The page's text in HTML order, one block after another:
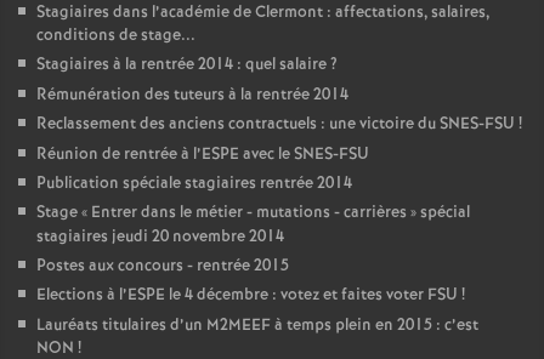
Stagiaires dans l’académie de Clermont : affectations, salaires,
conditions de stage...
Stagiaires à la rentrée 2014 : quel salaire?
Rémunération des tuteurs à la rentrée 2014
Reclassement des anciens contractuels : une victoire du SNES-FSU !
Réunion de rentrée à l’ESPE avec le SNES-FSU
Publication spéciale stagiaires rentrée 2014
Stage « Entrer dans le métier - mutations - carrières » spécial
stagiaires jeudi 20 novembre 2014
Postes aux concours - rentrée 2015
Elections à l’ESPE le 4 décembre : votez et faites voter FSU !
Lauréats titulaires d’un M2MEEF à temps plein en 2015 : c’est
NON !